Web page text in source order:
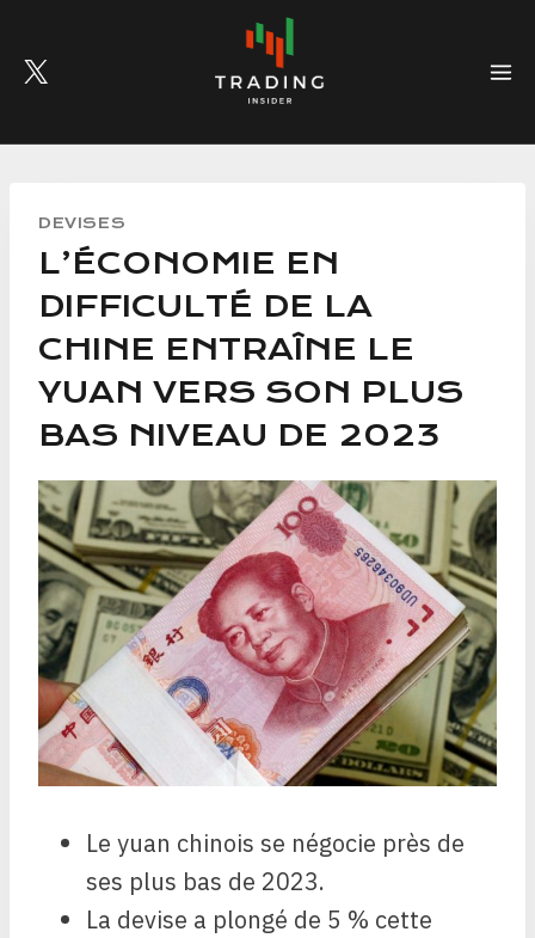
content
DEVISES
L’ÉCONOMIE EN
DIFFICULTÉ DE LA
CHINE ENTRAÎNE LE
YUAN VERS SON PLUS
BAS NIVEAU DE 2023
Le yuan chinois se négocie près de
ses plus bas de 2023.
La devise a plongé de 5 % cette